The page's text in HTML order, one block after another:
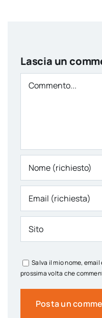
Lascia un
Comment
Salva il mio nome,
prossima volta che